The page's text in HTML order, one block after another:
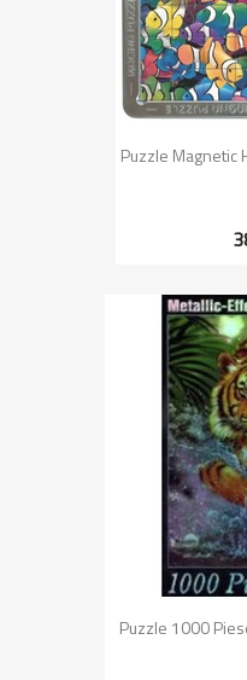

Puzzle Magnetic

Puzzle 1000